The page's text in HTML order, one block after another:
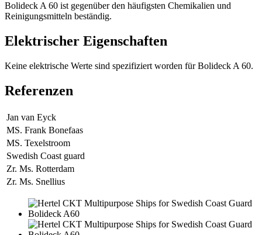
Bolideck A 60 ist gegenüber den häufigsten Chemikalien und
Reinigungsmitteln beständig.
Elektrischer Eigenschaften
Keine elektrische Werte sind spezifiziert worden für Bolideck A 60.
Referenzen
Jan van Eyck
MS. Frank Bonefaas
MS. Texelstroom
Swedish Coast guard
Zr. Ms. Rotterdam
Zr. Ms. Snellius